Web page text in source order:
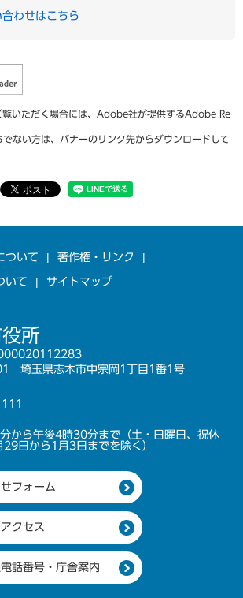
わせはこちら
覧いただく場合には、Adobe社が提供するAdobe Re
ない方は、バナーのリンク先からダウンロードして
ついて 著作権・リンク
いて サイトマップ
所
埼玉県志木市中宗岡1丁目1番1号
から午後4時30分まで（土・日曜日、祝休
29日から1月3日までを除く）
フォーム
クセス
話番号・庁舎案内